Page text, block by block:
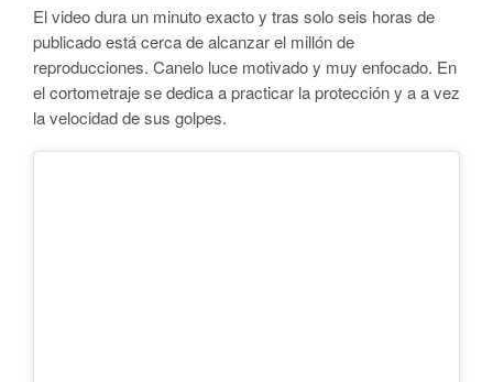
El video dura un minuto exacto y tras solo seis horas de
publicado está cerca de alcanzar el millón de
reproducciones. Canelo luce motivado y muy enfocado. En
el cortometraje se dedica a practicar la protección y a a vez
la velocidad de sus golpes.